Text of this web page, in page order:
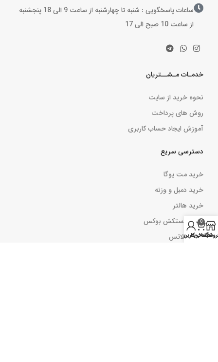
خدمـات مـشــتریان
نحوه خرید از سایت
روش های پرداخت
آموزش ایجاد حساب کاربری
دسترسی سریع
خرید مت یوگا
خرید دمبل و وزنه
خرید هالتر
خرید دستکش بوکس
کش پیلاتس
ساعات پاسخگویی : شنبه تا چهارشنبه از ساعت 9 الی 18 پنجشنبه
از ساعت 10 صبح الی 17
0
سبد خرید
حساب کاربری من